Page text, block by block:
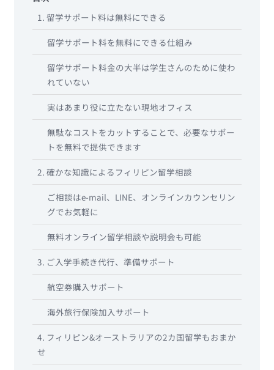
1. 留学サポート料は無料にできる
留学サポート料を無料にできる仕組み
留学サポート料金の大半は学生さんのために使わ
れていない
実はあまり役に立たない現地オフィス
無駄なコストをカットすることで、必要なサポー
トを無料で提供できます
2. 確かな知識によるフィリピン留学相談
ご相談はe-mail、LINE、オンラインカウンセリン
グでお気軽に
無料オンライン留学相談や説明会も可能
3. ご入学手続き代行、準備サポート
航空券購入サポート
海外旅行保険加入サポート
4. フィリピン&オーストラリアの2カ国留学もおまか
せ